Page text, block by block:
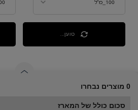
טוען...
0 מוצרים נבחרו
סכום כולל של המארז